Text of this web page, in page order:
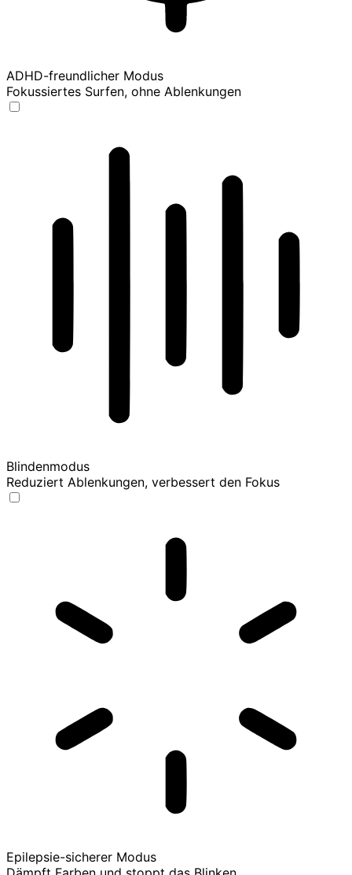
ADHD-freundlicher Modus
Fokussiertes Surfen, ohne Ablenkungen
Blindenmodus
Reduziert Ablenkungen, verbessert den Fokus
Epilepsie-sicherer Modus